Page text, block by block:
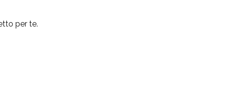
per te.